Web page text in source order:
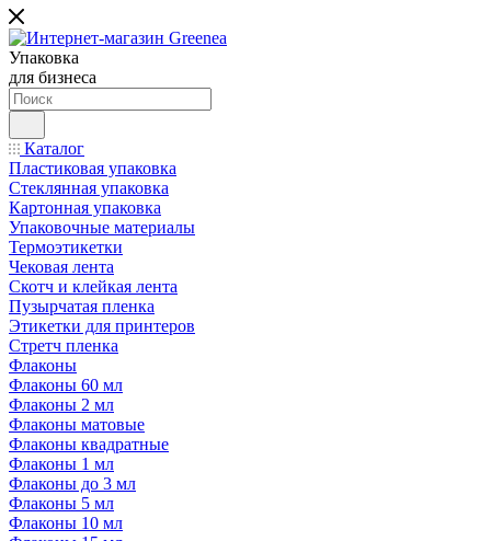
Упаковка
для бизнеса
Каталог
Пластиковая упаковка
Стеклянная упаковка
Картонная упаковка
Упаковочные материалы
Термоэтикетки
Чековая лента
Скотч и клейкая лента
Пузырчатая пленка
Этикетки для принтеров
Стретч пленка
Флаконы
Флаконы 60 мл
Флаконы 2 мл
Флаконы матовые
Флаконы квадратные
Флаконы 1 мл
Флаконы до 3 мл
Флаконы 5 мл
Флаконы 10 мл